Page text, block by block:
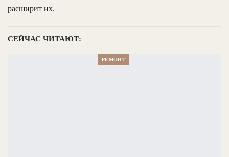
расширит их.
СЕЙЧАС ЧИТАЮТ:
РЕМОНТ